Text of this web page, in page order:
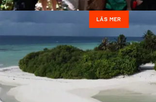
LÄS MER